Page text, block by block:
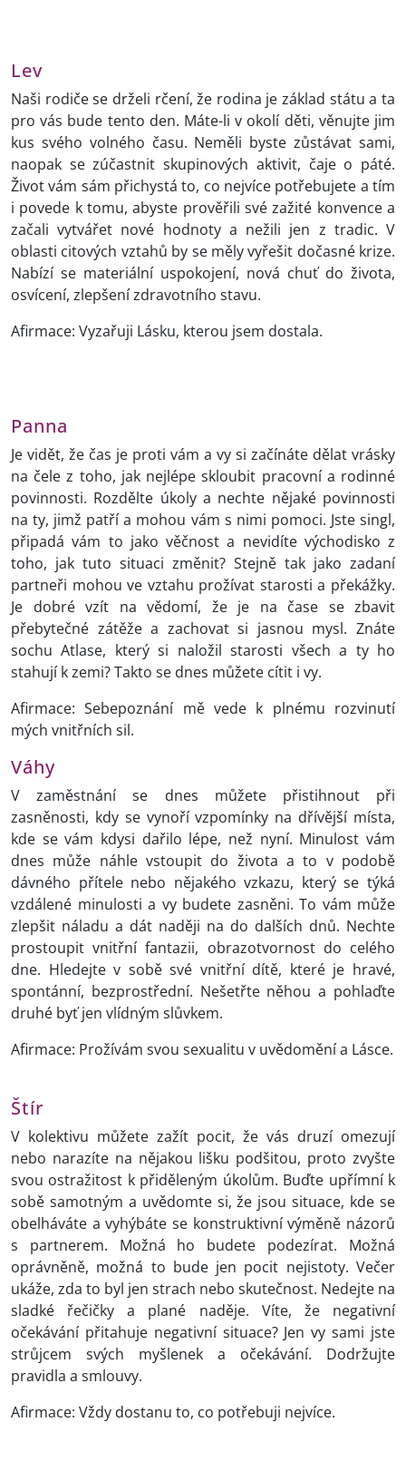
Lev
Naši rodiče se drželi rčení, že rodina je základ státu a ta
pro vás bude tento den. Máte-li v okolí děti, věnujte jim
kus svého volného času. Neměli byste zůstávat sami,
naopak se zúčastnit skupinových aktivit, čaje o páté.
Život vám sám přichystá to, co nejvíce potřebujete a tím
i povede k tomu, abyste prověřili své zažité konvence a
začali vytvářet nové hodnoty a nežili jen z tradic. V
oblasti citových vztahů by se měly vyřešit dočasné krize.
Nabízí se materiální uspokojení, nová chuť do života,
osvícení, zlepšení zdravotního stavu.
Afirmace: Vyzařuji Lásku, kterou jsem dostala.
Panna
Je vidět, že čas je proti vám a vy si začínáte dělat vrásky
na čele z toho, jak nejlépe skloubit pracovní a rodinné
povinnosti. Rozdělte úkoly a nechte nějaké povinnosti
na ty, jimž patří a mohou vám s nimi pomoci. Jste singl,
připadá vám to jako věčnost a nevidíte východisko z
toho, jak tuto situaci změnit? Stejně tak jako zadaní
partneři mohou ve vztahu prožívat starosti a překážky.
Je dobré vzít na vědomí, že je na čase se zbavit
přebytečné zátěže a zachovat si jasnou mysl. Znáte
sochu Atlase, který si naložil starosti všech a ty ho
stahují k zemi? Takto se dnes můžete cítit i vy.
Afirmace: Sebepoznání mě vede k plnému rozvinutí
mých vnitřních sil.
Váhy
V zaměstnání se dnes můžete přistihnout při
zasněnosti, kdy se vynoří vzpomínky na dřívější místa,
kde se vám kdysi dařilo lépe, než nyní. Minulost vám
dnes může náhle vstoupit do života a to v podobě
dávného přítele nebo nějakého vzkazu, který se týká
vzdálené minulosti a vy budete zasněni. To vám může
zlepšit náladu a dát naději na do dalších dnů. Nechte
prostoupit vnitřní fantazii, obrazotvornost do celého
dne. Hledejte v sobě své vnitřní dítě, které je hravé,
spontánní, bezprostřední. Nešetřte něhou a pohlaďte
druhé byť jen vlídným slůvkem.
Afirmace: Prožívám svou sexualitu v uvědomění a Lásce.
Štír
V kolektivu můžete zažít pocit, že vás druzí omezují
nebo narazíte na nějakou lišku podšitou, proto zvyšte
svou ostražitost k přiděleným úkolům. Buďte upřímní k
sobě samotným a uvědomte si, že jsou situace, kde se
obelháváte a vyhýbáte se konstruktivní výměně názorů
s partnerem. Možná ho budete podezírat. Možná
oprávněně, možná to bude jen pocit nejistoty. Večer
ukáže, zda to byl jen strach nebo skutečnost. Nedejte na
sladké řečičky a plané naděje. Víte, že negativní
očekávání přitahuje negativní situace? Jen vy sami jste
strůjcem svých myšlenek a očekávání. Dodržujte
pravidla a smlouvy.
Afirmace: Vždy dostanu to, co potřebuji nejvíce.